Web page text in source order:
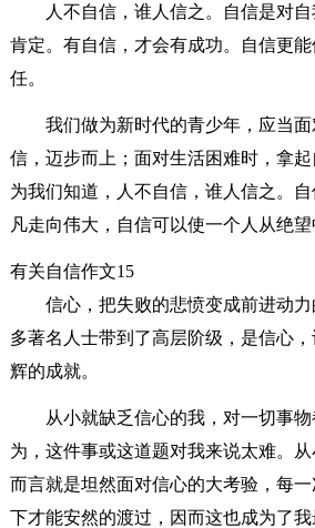
人不自信，谁人信之。自信是对
肯定。有自信，才会有成功。自信更
任。
我们做为新时代的青少年，应当
信，迈步而上；面对生活困难时，拿
为我们知道，人不自信，谁人信之。
凡走向伟大，自信可以使一个人从绝望
有关自信作文15
信心，把失败的悲愤变成前进动
多著名人士带到了高层阶级，是信心
辉的成就。
从小就缺乏信心的我，对一切事
为，这件事或这道题对我来说太难。
而言就是坦然面对信心的大考验，每
下才能安然的渡过，因而这也成为了